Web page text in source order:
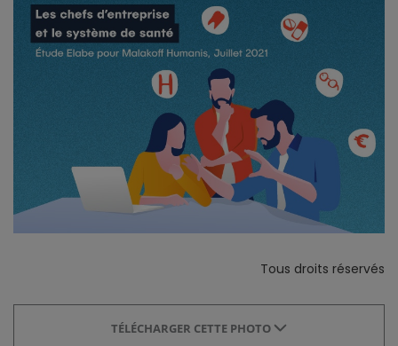
Tous droits réservés
TÉLÉCHARGER CETTE PHOTO